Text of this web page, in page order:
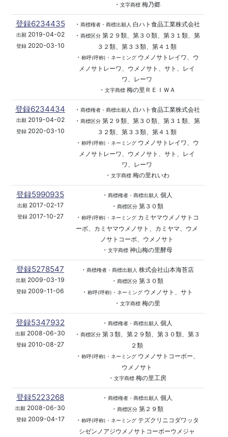
・ 文字商標梅乃郷
登録6234435
出願2019-04-02
登録2020-03-10
・ 商標権者・商標出願人
白ハト食品工業株式会社
・ 商標区分第２９類、第３０類、第３１類、第
３２類、第３３類、第４１類
・ 称呼(呼称)・ネーミングウメノサトレイワ、ウ
メノサトレーワ、ウメノサト、サト、レイ
ワ、レーワ
・ 文字商標梅の里ＲＥＩＷＡ
登録6234434
出願2019-04-02
登録2020-03-10
・ 商標権者・商標出願人
白ハト食品工業株式会社
・ 商標区分第２９類、第３０類、第３１類、第
３２類、第３３類、第４１類
・ 称呼(呼称)・ネーミングウメノサトレイワ、ウ
メノサトレーワ、ウメノサト、サト、レイ
ワ、レーワ
・ 文字商標梅の里れいわ
登録5990935
出願2017-02-17
登録2017-10-27
・ 商標権者・商標出願人 個人
・ 商標区分第３０類
・ 称呼(呼称)・ネーミングカミヤマウメノサトコ
ーボ、カミヤマウメノサト、カミヤマ、ウメ
ノサトコーボ、ウメノサト
・ 文字商標神山梅の里酵母
登録5278547
出願 2009-03-19
登録 2009-11-06
・ 商標権者・商標出願人 株式会社山本海苔店
・ 商標区分第３０類
・ 称呼(呼称)・ネーミングウメノサト、サト
・ 文字商標梅の里
登録5347932
出願 2008-06-30
登録 2010-08-27
・ 商標権者・商標出願人 個人
・ 商標区分第３類、第２９類、第３０類、第３
２類
・ 称呼(呼称)・ネーミングウメノサトコーボー、
ウメノサト
・ 文字商標梅の里工房
登録5223268
出願 2008-06-30
登録2009-04-17
・ 商標権者・商標出願人 個人
・ 商標区分第２９類
・ 称呼(呼称)・ネーミングテズクリニコダワッタ
シゼンノアジウメノサトコーボーウメジャ